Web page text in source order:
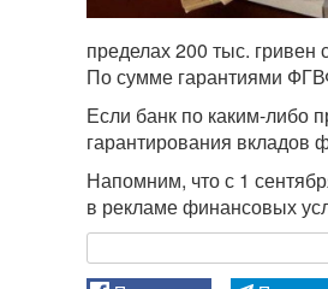
пределах 200 тыс. гривен
По сумме гарантиями
Если банк по каким-либо
гарантирования вкладов
Напомним, что с 1
в рекламе финансовых